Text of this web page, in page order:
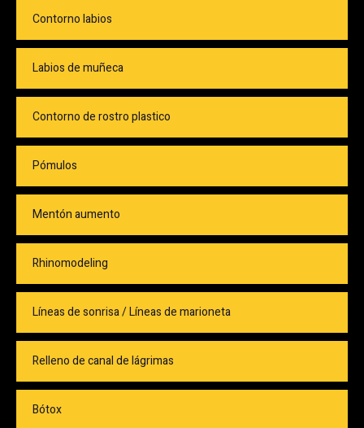
Contorno labios
Labios de muñeca
Contorno de rostro plastico
Pómulos
Mentón aumento
Rhinomodeling
Líneas de sonrisa / Líneas de marioneta
Relleno de canal de lágrimas
Bótox